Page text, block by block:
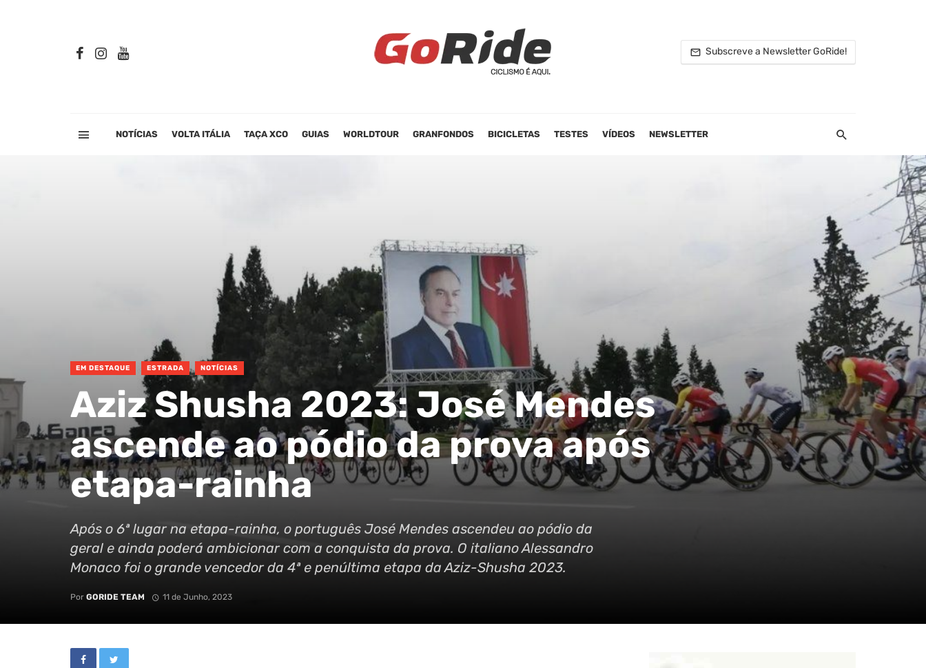
Subscreve a Newsletter GoRide!
NOTÍCIAS VOLTA ITÁLIA TAÇA XCO GUIAS WORLDTOUR GRANFONDOS BICICLETAS TESTES VÍDEOS NEWSLETTER
EM DESTAQUE ESTRADA NOTÍCIAS
Aziz Shusha 2023: José Mendes
ascende ao pódio da prova após
etapa-rainha
Após o 6ª lugar na etapa-rainha, o português José Mendes ascendeu ao pódio da
geral e ainda poderá ambicionar com a conquista da prova. O italiano Alessandro
Monaco foi o grande vencedor da 4ª e penúltima etapa da Aziz-Shusha 2023.
Por GORIDE TEAM 11 de Junho, 2023